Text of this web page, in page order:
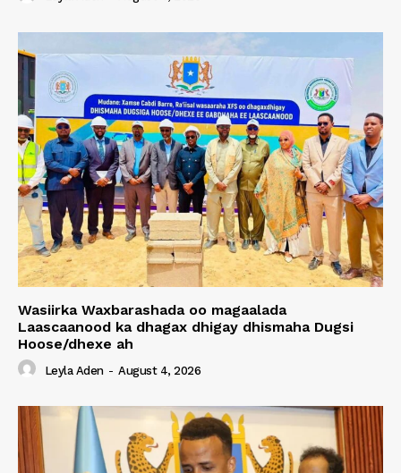
Wasiirka Waxbarashada oo magaalada
Laascaanood ka dhagax dhigay dhismaha Dugsi
Hoose/dhexe ah
Leyla Aden - August 4, 2026